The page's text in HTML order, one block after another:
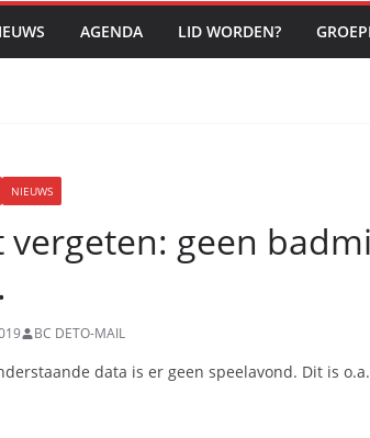
AGENDA LID WORDEN?
NIEUWS
vergeten: geen
BC DETO-MAIL
data is er geen speelavond. Dit is